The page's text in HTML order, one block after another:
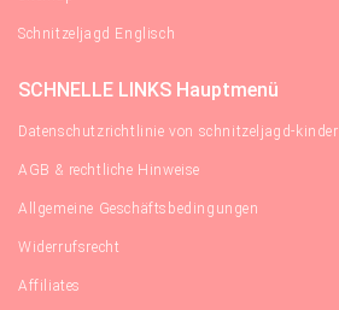
Schnitzeljagd Englisch
SCHNELLE LINKS Hauptmenü
Datenschutzrichtlinie von schnitzeljagd-kinder
AGB & rechtliche Hinweise
Allgemeine Geschäftsbedingungen
Widerrufsrecht
Affiliates